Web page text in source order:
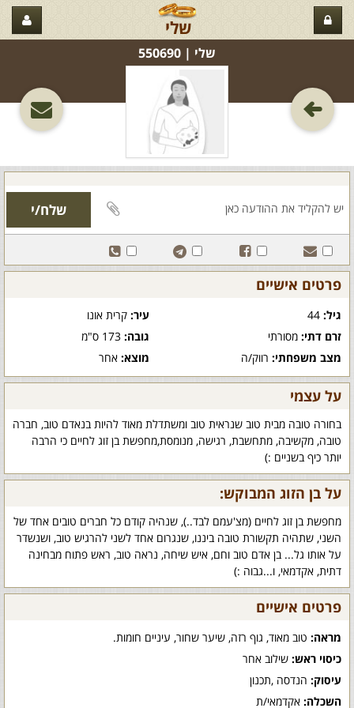
שלי
שלי‏ | 550690
פרטים אישיים
גיל: עיר:קרית אונו
זרם דתי: מסורתי גובה:173 ס"מ
מצב משפחתי: רווק/ה מוצא:אחר
על עצמי
בחורה טובה מבית טוב שנראית טוב ומשתדלת מאוד להיות בנאדם טוב, חברה
טובה, מקשיבה, מתחשבת, רגישה, מנומסת,מחפשת בן זוג לחיים כי הרבה
יותר כיף בשניים :)
על בן הזוג המבוקש:
מחפשת בן זוג לחיים (מצ'עמם לבד..), שנהיה קודם כל חברים טובים אחד של
השני, שתהיה תקשורת טובה ביננו, שנגרום אחד לשני להרגיש טוב, ושנשדר
על אותו גל... בן אדם טוב וחם, איש שיחה, נראה טוב, ראש פתוח מבחינה
דתית, אקדמאי, ו...גבוה :)
פרטים אישיים
מראה: טוב מאוד, גוף רזה, שיער שחור, עיניים חומות.
כיסוי ראש: שילוב אחר
עיסוק: הנדסה ,תכנון
השכלה: אקדמאי/ת